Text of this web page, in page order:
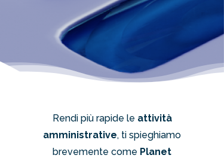
Rendi più rapide le attività
amministrative, ti spieghiamo
brevemente come Planet